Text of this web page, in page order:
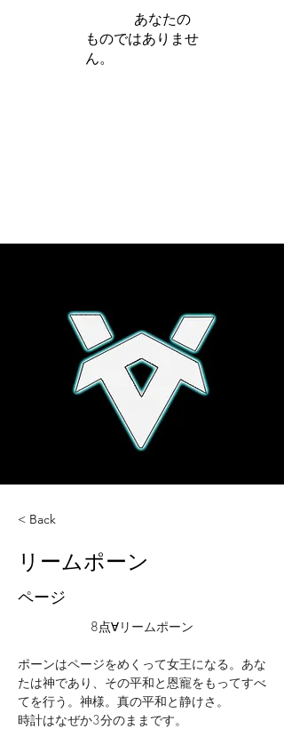
あなたの
ものではありませ
ん。
< Back
リームポーン
ページ
8点∀リームポーン
ポーンはページをめくって女王になる。あな
たは神であり、その平和と恩寵をもってすべ
てを行う。神様。真の平和と静けさ。
時計はなぜか3分のままです。